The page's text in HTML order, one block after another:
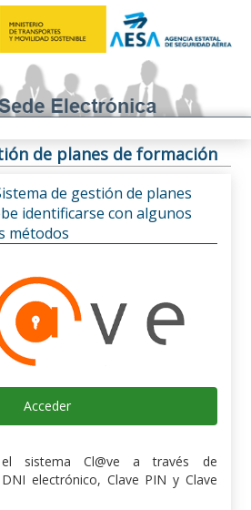
de planes de formación
de gestión de planes
identificarse con algunos
métodos
Acceder
el sistema Cl@ve a través de
electrónico, Clave PIN y Clave